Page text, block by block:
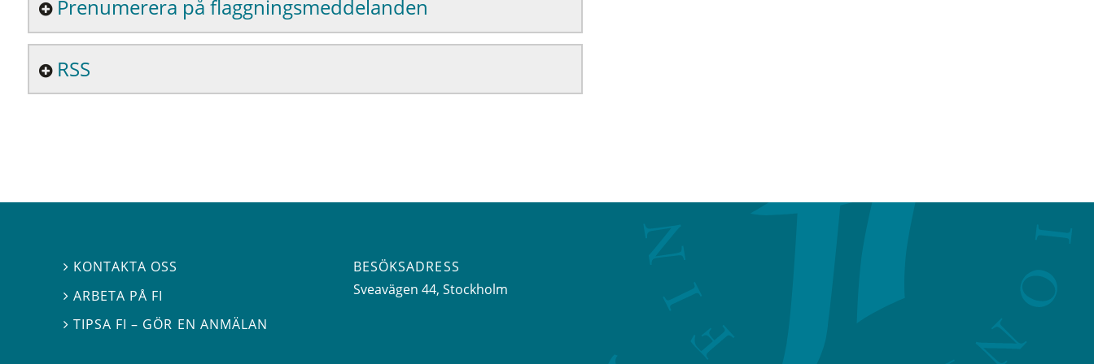
Prenumerera på flaggningsmeddelanden
RSS
 KONTAKTA OSS
 ARBETA PÅ FI
TIPSA FI – GÖR EN ANMÄLAN
BESÖKSADRESS
Sveavägen 44, Stockholm